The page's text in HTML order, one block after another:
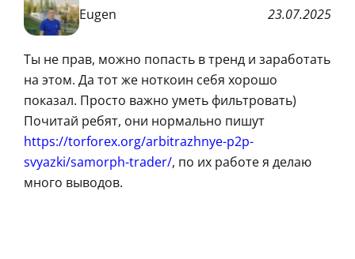
Eugen 23.07.2025
Ты не прав, можно попасть в тренд и заработать
на этом. Да тот же ноткоин себя хорошо
показал. Просто важно уметь фильтровать)
Почитай ребят, они нормально пишут
https://torforex.org/arbitrazhnye-p2p-
svyazki/samorph-trader/, по их работе я делаю
много выводов.